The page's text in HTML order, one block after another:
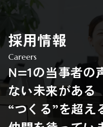
採用情報
Careers
N=1の当事者の
ない未来がある
“つくる”を超え